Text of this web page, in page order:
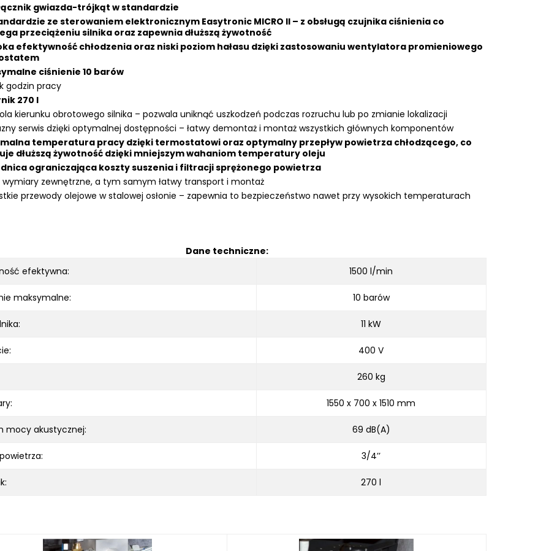
gwiazda-trójkąt w standardzie
ze sterowaniem elektronicznym Easytronic MICRO II – z obsługą czujnika ciśnienia co
przeciążeniu silnika oraz zapewnia dłuższą żywotność
efektywność chłodzenia oraz niski poziom hałasu dzięki zastosowaniu wentylatora promieniowego
ciśnienie 10 barów
godzin pracy
270 l
kierunku obrotowego silnika – pozwala uniknąć uszkodzeń podczas rozruchu lub po zmianie lokalizacji
serwis dzięki optymalnej dostępności – łatwy demontaż i montaż wszystkich głównych komponentów
temperatura pracy dzięki termostatowi oraz optymalny przepływ powietrza chłodzącego, co
dłuższą żywotność dzięki mniejszym wahaniom temperatury oleju
ograniczająca koszty suszenia i filtracji sprężonego powietrza
wymiary zewnętrzne, a tym samym łatwy transport i montaż
przewody olejowe w stalowej osłonie – zapewnia to bezpieczeństwo nawet przy wysokich temperaturach
Dane techniczne:
efektywna:
1500 l/min
maksymalne: 10 barów
11 kW
400 V
260 kg
1550 x 700 x 1510 mm
mocy akustycznej: 69 dB(A)
3/4’’
270 l